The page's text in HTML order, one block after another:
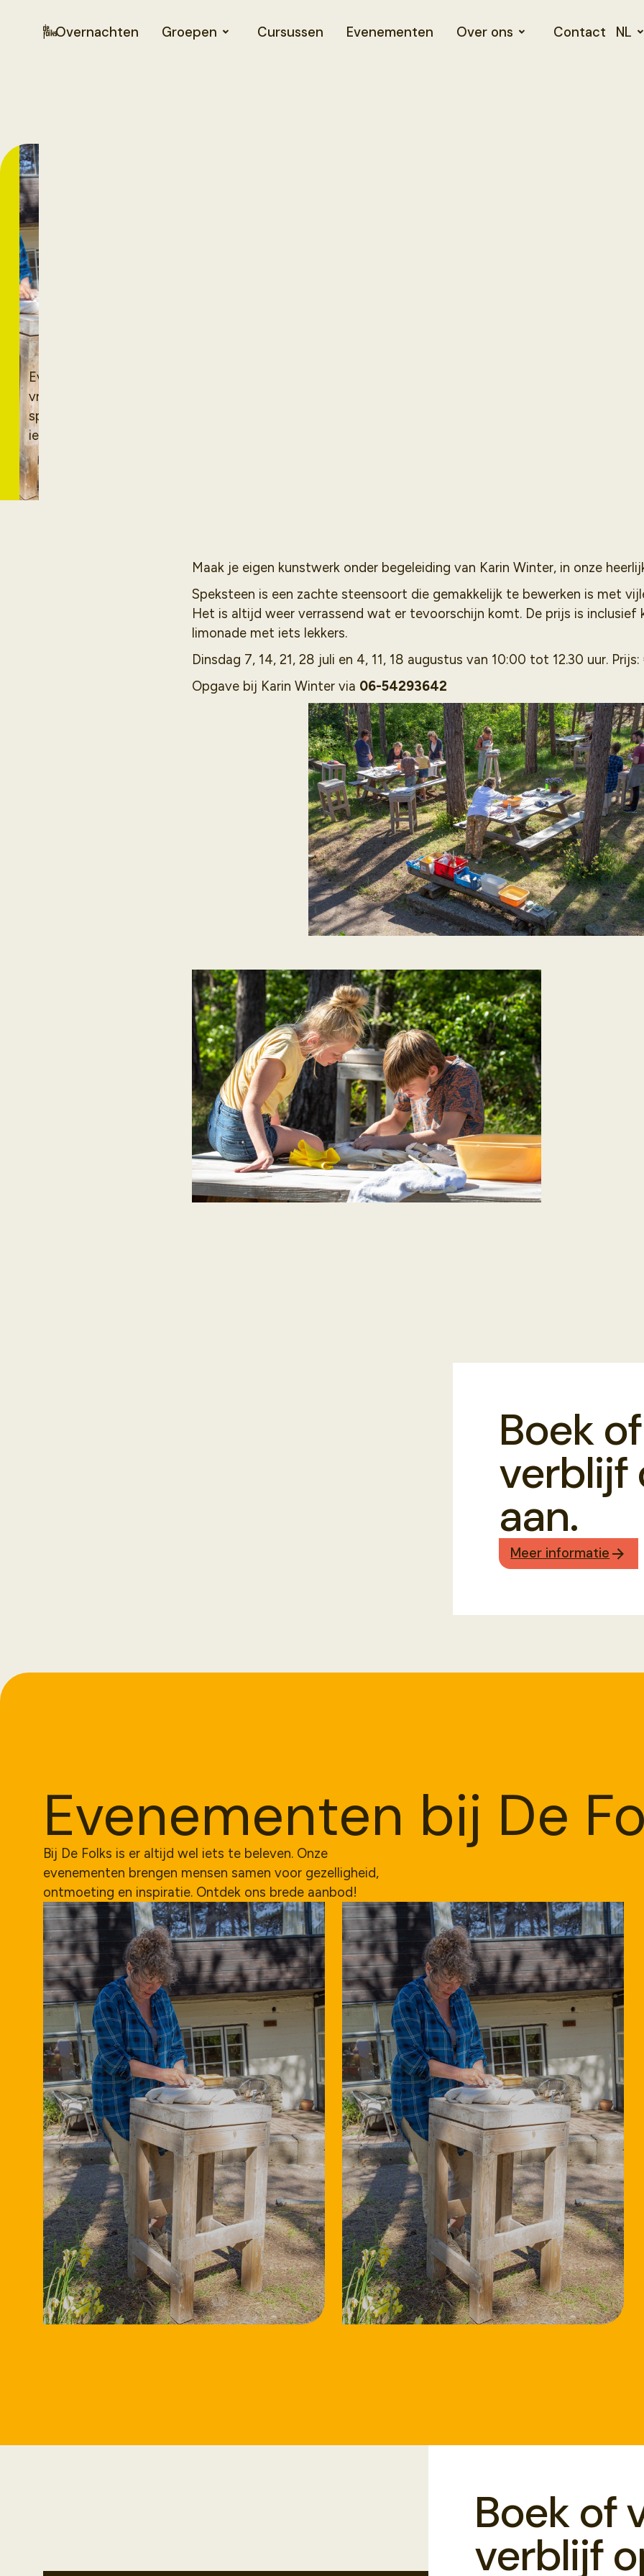
Overnachten Groepen Cursussen Evenementen Over ons Contact NL
Workshop
Speksteen
bewerken
Even iets heel anders doen met je kids,
vriend(en) of solo? Deze creatieve
speksteen workshop is er voor
iedereen!
Maak je eigen kunstwerk onder begeleiding van Karin Winter, in onze
Speksteen is een zachte steensoort die gemakkelijk te bewerken is met
Het is altijd weer verrassend wat er tevoorschijn komt. De prijs is
limonade met iets lekkers.
Dinsdag 7, 14, 21, 28 juli en 4, 11, 18 augustus van 10:00 tot 12.30 uur.
Opgave bij Karin Winter via 06-54293642
Boek
verblijf
aan.
Meer informatie
Evenementen bij De
Bij De Folks is er altijd wel iets te beleven. Onze
evenementen brengen mensen samen voor gezelligheid,
ontmoeting en inspiratie. Ontdek ons brede aanbod!
Boek of
verblijf